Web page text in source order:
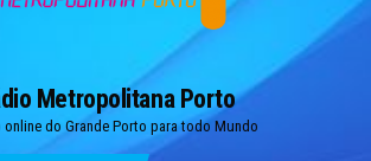
Metropolitana Porto
online do Grande Porto para todo Mundo